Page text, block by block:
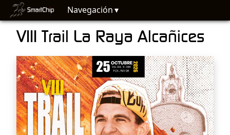
Navegación
VIII Trail La Raya Alcañices